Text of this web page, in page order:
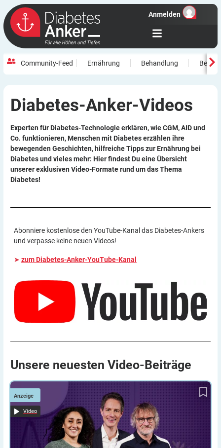
Anmelden
Community-Feed Ernährung Behandlung
Diabetes-Anker-Videos
Experten für Diabetes-Technologie erklären, wie CGM, AID und
Co. funktionieren, Menschen mit Diabetes erzählen ihre
bewegenden Geschichten, hilfreiche Tipps zur Ernährung bei
Diabetes und vieles mehr: Hier findest Du eine Übersicht
unserer exklusiven Video-Formate rund um das Thema
Diabetes!
Abonniere kostenlose den YouTube-Kanal das Diabetes-Ankers
und verpasse keine neuen Videos!
➤ zum Diabetes-Anker-YouTube-Kanal
Unsere neuesten Video-Beiträge
DiabetesDialog:
Mit aktivem Diabetes-Management gut eingestellt durch die
Winterzeit
Anzeige
Video